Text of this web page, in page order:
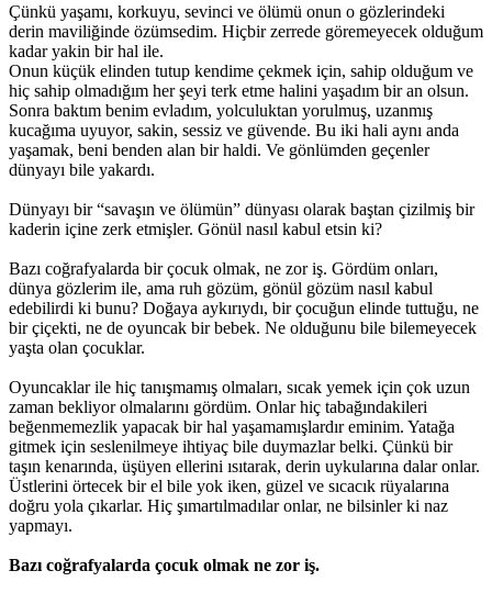
Çünkü yaşamı, korkuyu, sevinci ve ölümü onun o gözlerindeki
derin maviliğinde özümsedim. Hiçbir zerrede göremeyecek olduğum
kadar yakin bir hal ile.
Onun küçük elinden tutup kendime çekmek için, sahip olduğum ve
hiç sahip olmadığım her şeyi terk etme halini yaşadım bir an olsun.
Sonra baktım benim evladım, yolculuktan yorulmuş, uzanmış
kucağıma uyuyor, sakin, sessiz ve güvende. Bu iki hali aynı anda
yaşamak, beni benden alan bir haldi. Ve gönlümden geçenler
dünyayı bile yakardı.
Dünyayı bir “savaşın ve ölümün” dünyası olarak baştan çizilmiş bir
kaderin içine zerk etmişler. Gönül nasıl kabul etsin ki?
Bazı coğrafyalarda bir çocuk olmak, ne zor iş. Gördüm onları,
dünya gözlerim ile, ama ruh gözüm, gönül gözüm nasıl kabul
edebilirdi ki bunu? Doğaya aykırıydı, bir çocuğun elinde tuttuğu, ne
bir çiçekti, ne de oyuncak bir bebek. Ne olduğunu bile bilemeyecek
yaşta olan çocuklar.
Oyuncaklar ile hiç tanışmamış olmaları, sıcak yemek için çok uzun
zaman bekliyor olmalarını gördüm. Onlar hiç tabağındakileri
beğenmemezlik yapacak bir hal yaşamamışlardır eminim. Yatağa
gitmek için seslenilmeye ihtiyaç bile duymazlar belki. Çünkü bir
taşın kenarında, üşüyen ellerini ısıtarak, derin uykularına dalar onlar.
Üstlerini örtecek bir el bile yok iken, güzel ve sıcacık rüyalarına
doğru yola çıkarlar. Hiç şımartılmadılar onlar, ne bilsinler ki naz
yapmayı.
Bazı coğrafyalarda çocuk olmak ne zor iş.